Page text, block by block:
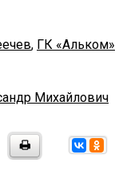
, ГК «Альком»
Михайлович